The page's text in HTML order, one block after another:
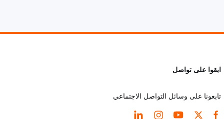
ابقوا على تواصل
تابعونا على وسائل التواصل الاجتماعي